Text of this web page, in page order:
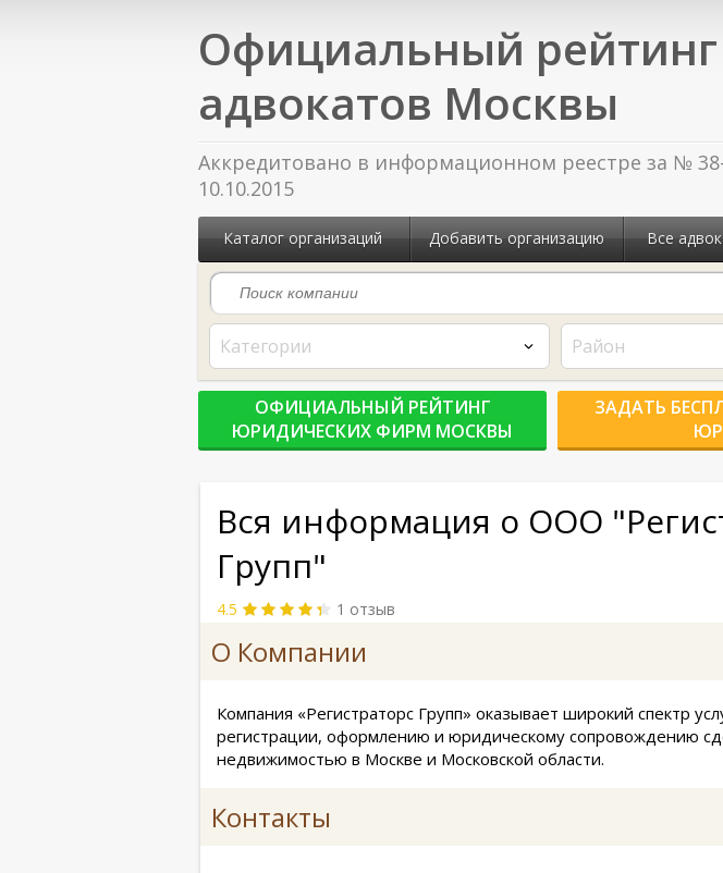
Официальный рейтинг
адвокатов Москвы
Аккредитовано в информационном реестре за №
10.10.2015
Каталог организаций Добавить организацию Все
Категории Район
ОФИЦИАЛЬНЫЙ РЕЙТИНГ
ЮРИДИЧЕСКИХ ФИРМ МОСКВЫ
ЗАДАТЬ
Вся информация о ООО
Групп"
4.5 1 отзыв
О Компании
Компания «Регистраторс Групп» оказывает широкий спектр
регистрации, оформлению и юридическому сопровождению
недвижимостью в Москве и Московской области.
Контакты